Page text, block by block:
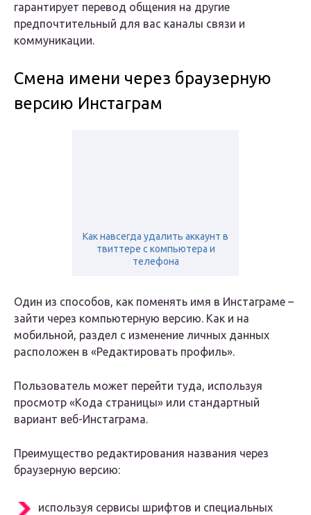
гарантирует перевод общения на другие
предпочтительный для вас каналы связи и
коммуникации.
Смена имени через браузерную
версию Инстаграм
Как навсегда удалить аккаунт в
твиттере с компьютера и
телефона
Один из способов, как поменять имя в Инстаграме –
зайти через компьютерную версию. Как и на
мобильной, раздел с изменение личных данных
расположен в «Редактировать профиль».
Пользователь может перейти туда, используя
просмотр «Кода страницы» или стандартный
вариант веб-Инстаграма.
Преимущество редактирования названия через
браузерную версию:
используя сервисы шрифтов и специальных